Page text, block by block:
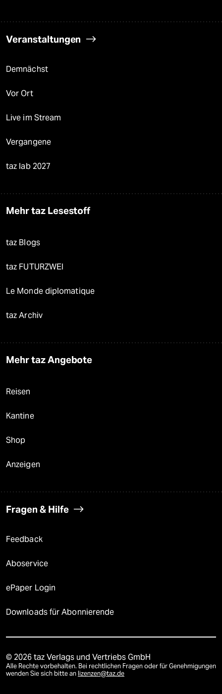
Veranstaltungen
Demnächst
Vor Ort
Live im Stream
Vergangene
taz lab 2027
Mehr taz Lesestoff
taz Blogs
taz FUTURZWEI
Le Monde diplomatique
taz Archiv
Mehr taz Angebote
Reisen
Kantine
Shop
Anzeigen
Fragen & Hilfe
Feedback
Aboservice
ePaper Login
Downloads für Abonnierende
© 2026 taz Verlags und Vertriebs GmbH
Alle Rechte vorbehalten. Bei rechtlichen Fragen oder für Genehmigungen
wenden Sie sich bitte an lizenzen@taz.de